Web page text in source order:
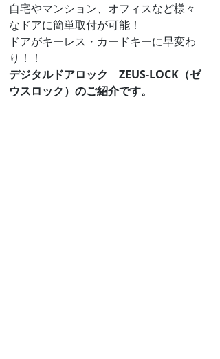
自宅やマンション、オフィスなど様々
なドアに簡単取付が可能！
ドアがキーレス・カードキーに早変わ
り！！
デジタルドアロック　ZEUS-LOCK（ゼ
ウスロック）のご紹介です。